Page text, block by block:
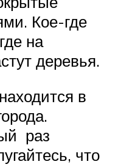
Кое-где
на
деревья.
в
раз
что